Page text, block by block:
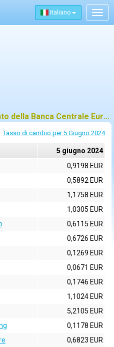
Italiano
Tassi di cambio di riferimento della Banca Centrale Europea (BCE) per 5 giugno 2024
Tasso di cambio per 5 Giugno 2024
5 giugno 2024
0,9198 EUR
0,5892 EUR
1,1758 EUR
1,0305 EUR
0,6115 EUR
0,6726 EUR
0,1269 EUR
0,0671 EUR
0,1746 EUR
1,1024 EUR
5,2105 EUR
0,1178 EUR
0,6823 EUR